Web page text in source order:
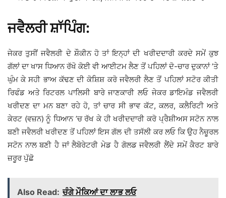
ਜਵੈਲਰੀ ਸ਼ਾੱਪਿੰਗ:
ਜੇਕਰ ਤੁਸੀਂ ਜਵੈਲਰੀ ਦੇ ਸ਼ੌਕੀਨ ਹੋ ਤਾਂ ਇਨ੍ਹਾਂ ਦੀ ਖਰੀਦਦਾਰੀ ਕਰਦੇ ਸਮੇਂ ਕੁਝ
ਗੱਲਾਂ ਦਾ ਖਾਸ ਧਿਆਨ ਰੱਖੋ ਕੋਈ ਵੀ ਆਈਟਮ ਲੈਣ ਤੋਂ ਪਹਿਲਾਂ ਦੋ-ਚਾਰ ਦੁਕਾਨਾਂ ’ਤੇ
ਘੁੰਮ ਕੇ ਸਹੀ ਭਾਅ ਕੱਢਣ ਦੀ ਕੋਸ਼ਿਸ਼ ਕਰੋ ਜਵੈਲਰੀ ਲੈਣ ਤੋਂ ਪਹਿਲਾਂ ਸਟੋਰ ਕੀਤੀ
ਰਿਫੰਡ ਅਤੇ ਰਿਟਰਲ ਪਾਲਿਸੀ ਬਾਰੇ ਜਾਣਕਾਰੀ ਲਓ ਜੇਕਰ ਡਾਇਮੰਡ ਜਵੈਲਰੀ
ਖਰੀਦਣ ਦਾ ਮਨ ਬਣਾ ਰਹੇ ਹੋ, ਤਾਂ ਚਾਰ ਸੀ ਭਾਵ ਕੱਟ, ਕਲਰ, ਕਲੈਰਿਟੀ ਅਤੇ
ਕੇਰਟ (ਵਜ਼ਨ) ਨੂੰ ਧਿਆਨ ’ਚ ਰੱਖ ਕੇ ਹੀ ਖਰੀਦਦਾਰੀ ਕਰੋ ਪ੍ਰੈਸ਼ੀਅਸ ਸਟੋਨ ਨਾਲ
ਬਣੀ ਜਵੈਲਰੀ ਖਰੀਦਣ ਤੋਂ ਪਹਿਲਾਂ ਇਸ ਗੱਲ ਦੀ ਤਸੱਲੀ ਕਰ ਲਓ ਕਿ ਉਹ ਨੈਚੂਰਲ
ਸਟੋਨ ਨਾਲ ਬਣੀ ਹੈ ਜਾਂ ਲੈਬੋਰੇਟਰੀ ਮੇਡ ਹੈ ਗੋਲਡ ਜਵੈਲਰੀ ਲੈਂਦੇ ਸਮੇਂ ਕੈਰਟ ਬਾਰੇ
ਜ਼ਰੂਰ ਪੁੱਛੋ
Also Read: ਚੰਗੇ ਮੌਕਿਆਂ ਦਾ ਲਾਭ ਲਓ